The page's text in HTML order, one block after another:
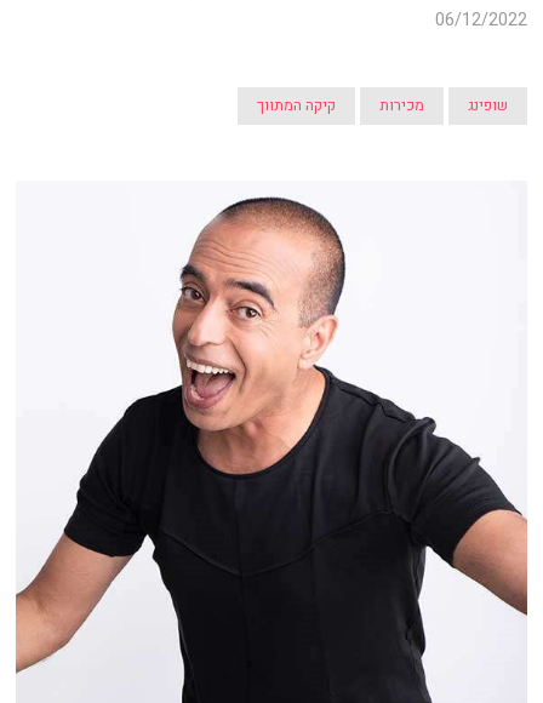
06/12/2022
שופינג מכירות קיקה המתווך